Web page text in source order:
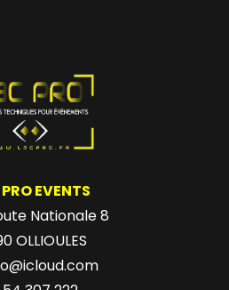
EVENTS
Nationale 8
OLLIOULES